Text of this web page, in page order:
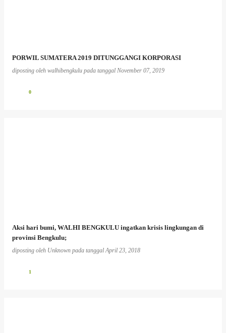
PORWIL SUMATERA 2019 DITUNGGANGI KORPORASI
diposting oleh walhibengkulu pada tanggal November 07, 2019
0
Aksi hari bumi, WALHI BENGKULU ingatkan krisis lingkungan di
provinsi Bengkulu;
diposting oleh Unknown pada tanggalApril 23, 2018
1